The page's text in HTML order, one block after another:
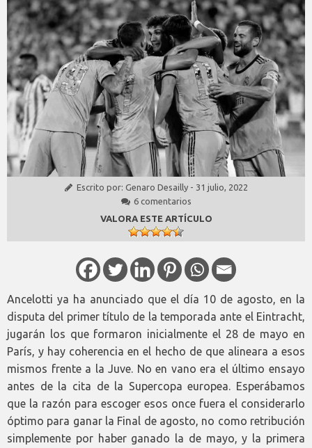
Escrito por: Genaro Desailly - 31 julio, 2022
6 comentarios
VALORA ESTE ARTÍCULO
Ancelotti ya ha anunciado que el día 10 de agosto, en la
disputa del primer título de la temporada ante el Eintracht,
jugarán los que formaron inicialmente el 28 de mayo en
París, y hay coherencia en el hecho de que alineara a esos
mismos frente a la Juve. No en vano era el último ensayo
antes de la cita de la Supercopa europea. Esperábamos
que la razón para escoger esos once fuera el considerarlo
óptimo para ganar la Final de agosto, no como retribución
simplemente por haber ganado la de mayo, y la primera